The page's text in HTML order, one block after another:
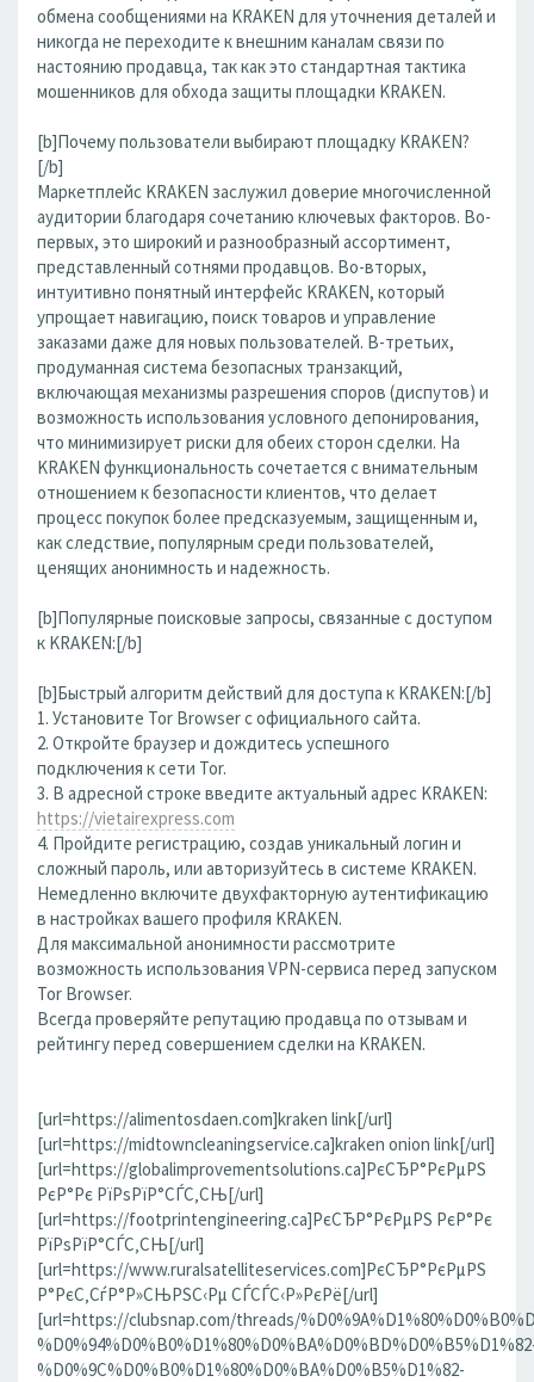
обмена сообщениями на KRAKEN для уточнения деталей и
никогда не переходите к внешним каналам связи по
настоянию продавца, так как это стандартная тактика
мошенников для обхода защиты площадки KRAKEN.
[b]Почему пользователи выбирают площадку KRAKEN?
[/b]
Маркетплейс KRAKEN заслужил доверие многочисленной
аудитории благодаря сочетанию ключевых факторов. Во-
первых, это широкий и разнообразный ассортимент,
представленный сотнями продавцов. Во-вторых,
интуитивно понятный интерфейс KRAKEN, который
упрощает навигацию, поиск товаров и управление
заказами даже для новых пользователей. В-третьих,
продуманная система безопасных транзакций,
включающая механизмы разрешения споров (диспутов) и
возможность использования условного депонирования,
что минимизирует риски для обеих сторон сделки. На
KRAKEN функциональность сочетается с внимательным
отношением к безопасности клиентов, что делает
процесс покупок более предсказуемым, защищенным и,
как следствие, популярным среди пользователей,
ценящих анонимность и надежность.
[b]Популярные поисковые запросы, связанные с доступом
к KRAKEN:[/b]
[b]Быстрый алгоритм действий для доступа к KRAKEN:[/b]
1. Установите Tor Browser с официального сайта.
2. Откройте браузер и дождитесь успешного
подключения к сети Tor.
3. В адресной строке введите актуальный адрес KRAKEN:
https://vietairexpress.com
4. Пройдите регистрацию, создав уникальный логин и
сложный пароль, или авторизуйтесь в системе KRAKEN.
Немедленно включите двухфакторную аутентификацию
в настройках вашего профиля KRAKEN.
Для максимальной анонимности рассмотрите
возможность использования VPN-сервиса перед запуском
Tor Browser.
Всегда проверяйте репутацию продавца по отзывам и
рейтингу перед совершением сделки на KRAKEN.
[url=https://alimentosdaen.com]kraken link[/url]
[url=https://midtowncleaningservice.ca]kraken onion link[/url]
[url=https://globalimprovementsolutions.ca]РєСЂР°РєРµРЅ
РєР°Рє РїРѕРїР°СЃС‚СЊ[/url]
[url=https://footprintengineering.ca]РєСЂР°РєРµРЅ РєР°Рє
РїРѕРїР°СЃС‚СЊ[/url]
[url=https://www.ruralsatelliteservices.com]РєСЂР°РєРµРЅ
Р°РєС‚СѓР°Р»СЊРЅС‹Рµ СЃСЃС‹Р»РєРё[/url]
[url=https://clubsnap.com/threads/
%D0%9C%D0%B0%D1%80%D0%BA%D0%B5%D1%82-